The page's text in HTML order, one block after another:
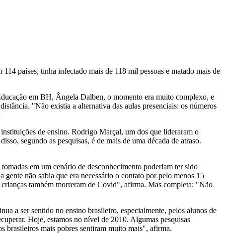
países, tinha infectado mais de 118 mil pessoas e matado mais de
em BH, Ângela Dalben, o momento era muito complexo, e
"Não existia a alternativa das aulas presenciais: os números
de ensino. Rodrigo Marçal, um dos que lideraram o
segundo as pesquisas, é de mais de uma década de atraso.
em um cenário de desconhecimento poderiam ter sido
não sabia que era necessário o contato por pelo menos 15
também morreram de Covid", afirma. Mas completa: "Não
a ser sentido no ensino brasileiro, especialmente, pelos alunos de
Hoje, estamos no nível de 2010. Algumas pesquisas
brasileiros mais pobres sentiram muito mais", afirma.